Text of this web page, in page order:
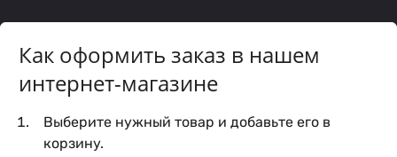
Как оформить заказ в нашем
интернет-магазине
Выберите нужный товар и добавьте его в
корзину.